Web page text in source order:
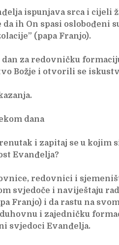
ispunjava srca i cijeli
da ih On spasi oslobođeni
(papa Franjo).
za redovničku
Božje i otvorili se
dana
i zapitaj se u
Evanđelja?
redovnici i
svjedoče i naviještaju
Franjo) i da rastu na
i zajedničku
svjedoci Evanđelja.